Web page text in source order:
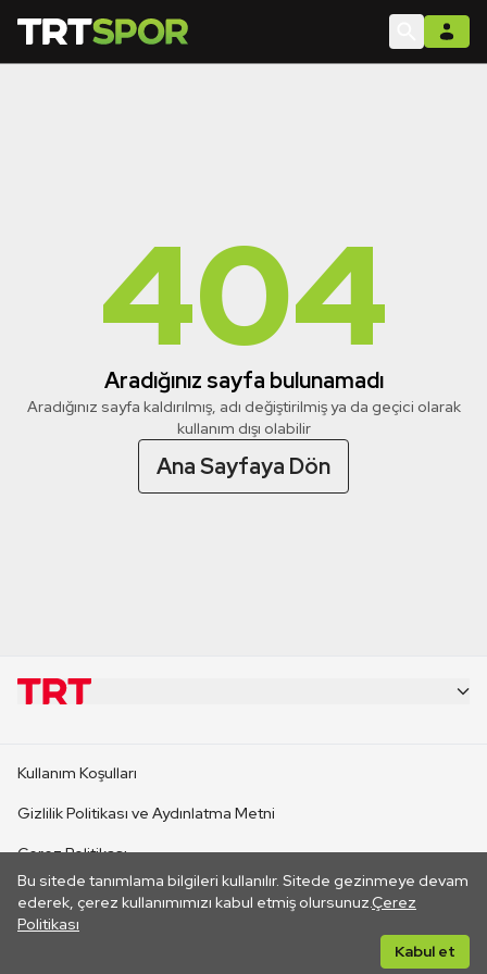
404
Aradığınız sayfa bulunamadı
Aradığınız sayfa kaldırılmış, adı değiştirilmiş ya da geçici olarak
kullanım dışı olabilir
Ana Sayfaya Dön
Bu sitede tanımlama bilgileri kullanılır. Sitede gezinmeye devam
ederek, çerez kullanımımızı kabul etmiş olursunuz.Çerez
Politikası
Kabul et
CANLI YAYINLAR
Kullanım Koşulları
Gizlilik Politikası ve Aydınlatma Metni
Çerez Politikası
İletişim
Her hakkı saklıdır. ©2026 TRT. Bağlantı yoluyla gidilen dış